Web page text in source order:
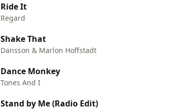
Ride It
Regard
Shake That
Dansson & Marlon Hoffstadt
Dance Monkey
Tones And I
Stand by Me (Radio Edit)